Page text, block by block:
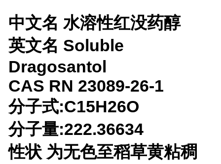
中文名 水溶性红没药醇
英文名 Soluble
Dragosantol
CAS RN 23089-26-1
分子式:C15H26O
分子量:222.36634
性状 为无色至稻草黄粘稠